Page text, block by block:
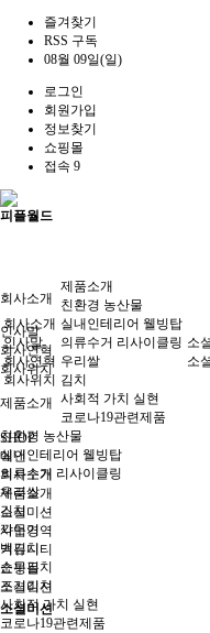
즐겨찾기
RSS 구독
08월 09일(일)
로그인
회원가입
정보찾기
쇼핑몰
접속 9
피플월드
회사소개
인사말
회사연혁
회사위치
제품소개
친환경 농산물
실내인테리어 웰빙탑
의류수거 리사이클링
우리쌀
김치
깍두기
백김치
순무김치
포기김치
사회적 가치 실현
코로나19관련제품
회사소개
인사말
회사연혁
회사위치
제품소개
친환경 농산물
실내인테리어 웰빙탑
의류수거 리사이클링
우리쌀
김치
사회적 가치 실현
코로나19관련제품
소
소
SHOP
메인
회사소개
제품소개
소셜미션
사업영역
커뮤니티
쇼핑몰
소셜미션
소셜미션